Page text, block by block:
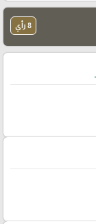
8 رأي